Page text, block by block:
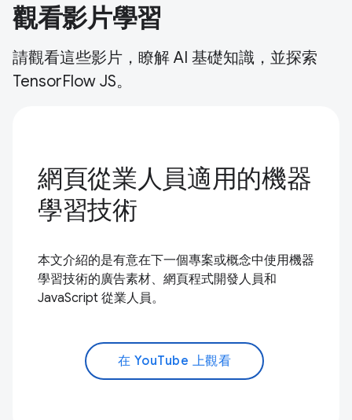
觀看影片學習
請觀看這些影片，瞭解 AI 基礎知識，並探索
TensorFlow JS。
網頁從業人員適用的機器
學習技術
本文介紹的是有意在下一個專案或概念中使用機器
學習技術的廣告素材、網頁程式開發人員和
JavaScript 從業人員。
在 YouTube 上觀看